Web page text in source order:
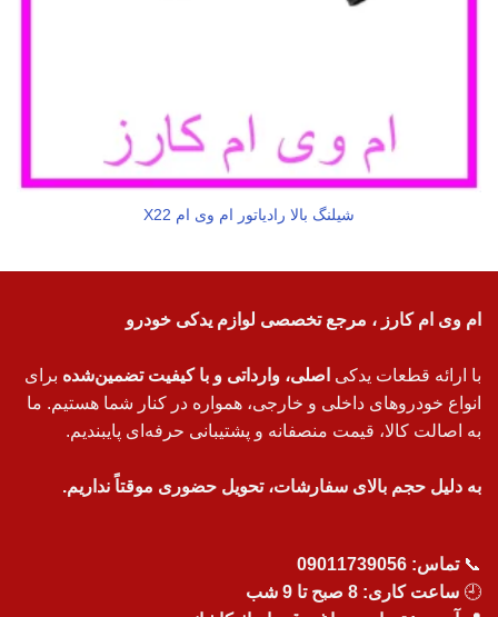
شيلنگ بالا رادياتور ام وی ام X22
ام وی ام کارز ، مرجع تخصصی لوازم یدکی خودرو
با ارائه قطعات یدکی اصلی، وارداتی و با کیفیت تضمین‌شده برای
انواع خودروهای داخلی و خارجی، همواره در کنار شما هستیم. ما
به اصالت کالا، قیمت منصفانه و پشتیبانی حرفه‌ای پایبندیم.
به دلیل حجم بالای سفارشات، تحویل حضوری موقتاً نداریم.
📞تماس: 09011739056
🕘 ساعت کاری: 8 صبح تا 9 شب